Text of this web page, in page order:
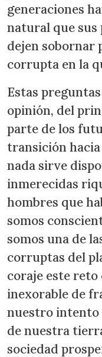
generaciones
natural que sus
dejen sobornar
corrupta en la
Estas
opinión, del
parte de los
transición
nada sirve
inmerecidas
hombres que
somos
somos una de
corruptas del
coraje este
inexorable de
nuestro intento
de nuestra
sociedad